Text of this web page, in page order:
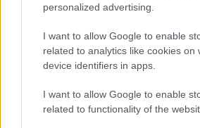
personalized advertising.
I want to allow Google to enable
related to analytics like cookies on
device identifiers in apps.
I want to allow Google to enable
related to functionality of the
ΕΤΙΚΕΤΕΣ e-Bikes e-Shop